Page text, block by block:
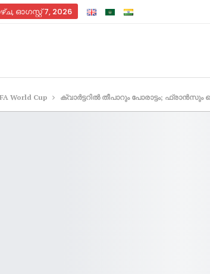
ഓഗസ്റ്റ്‌ 7, 2026
World Cup ക്വാർട്ടറിൽ തീപാറും പോരാട്ടം;